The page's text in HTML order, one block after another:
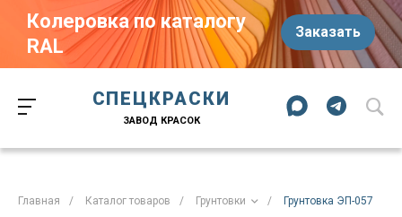
Колеровка по каталогу
RAL
Заказать
ул. Труда, д. 187 к.2
Челябинск
Челябинская область
СПЕЦКРАСКИ
ЗАВОД КРАСОК
Главная / Каталог товаров / Грунтовки / Грунтовка ЭП-057